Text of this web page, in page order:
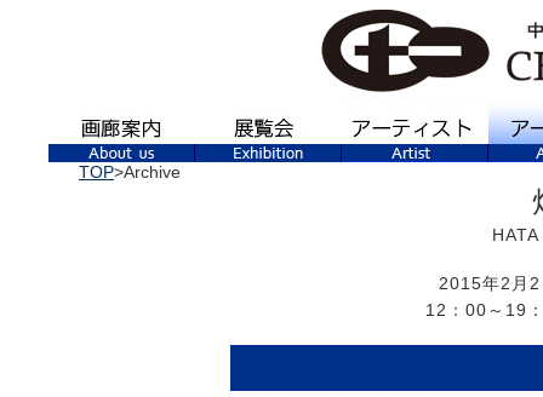
TOP>Archive
2015年2月
12：00～19